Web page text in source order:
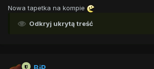
Nowa tapetka na kompie
Odkryj ukrytą treść